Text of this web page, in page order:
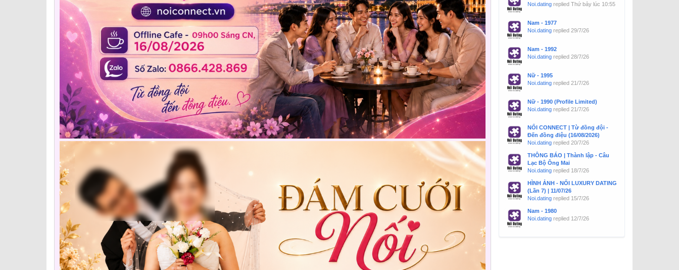
Noi.dating replied Thứ bảy lúc 10:55
Nam - 1977
Noi.dating replied 29/7/26
Nam - 1992
Noi.dating replied 28/7/26
Nữ - 1995
Noi.dating replied 21/7/26
Nữ - 1990 (Profile Limited)
Noi.dating replied 21/7/26
NỐI CONNECT | Từ đồng đội -
Đến đồng điệu (16/08/2026)
Noi.dating replied 20/7/26
THÔNG BÁO | Thành lập - Câu
Lạc Bộ Ông Mai
Noi.dating replied 18/7/26
HÌNH ẢNH - NỐI LUXURY DATING
(Lần 7) | 11/07/26
Noi.dating replied 15/7/26
Nam - 1980
Noi.dating replied 12/7/26